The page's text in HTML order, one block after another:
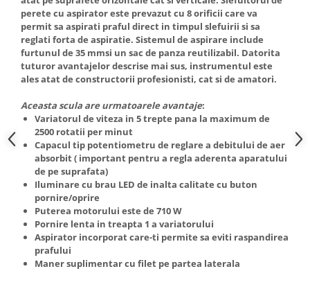
Truse de scule
Truse de lipit PPR
Ventuze cu brate pentru transport
Vibratoare beton
Masini de spalat rufe cu uscator
Uscatoare de rufe
Masini de facut paine
Pachete electrocasnice
Seturi oale
SANDWICH MAKER
Storcatoare de fructe
Televizoare
perete cu aspirator este prevazut cu 8 orificii care va
permit sa aspirati praful direct in timpul slefuirii si sa
reglati forta de aspiratie. Sistemul de aspirare include
furtunul de 35 mmsi un sac de panza reutilizabil. Datorita
tuturor avantajelor descrise mai sus, instrumentul este
ales atat de constructorii profesionisti, cat si de amatori.
Aceasta scula are urmatoarele avantaje:
Variatorul de viteza in 5 trepte pana la maximum de
2500 rotatii per minut
Capacul tip potentiometru de reglare a debitului de aer
absorbit ( important pentru a regla aderenta aparatului
de pe suprafata)
Iluminare cu brau LED de inalta calitate cu buton
pornire/oprire
Puterea motorului este de 710 W
Pornire lenta in treapta 1 a variatorului
Aspirator incorporat care-ti permite sa eviti raspandirea
prafului
Maner suplimentar cu filet pe partea laterala